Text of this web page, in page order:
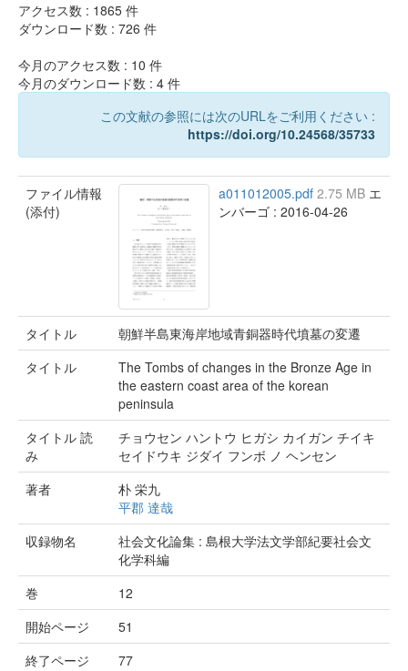
アクセス数 : 1865 件
ダウンロード数 : 726 件
今月のアクセス数 : 10 件
今月のダウンロード数 : 4 件
この文献の参照には次のURLをご利用ください :
https://doi.org/10.24568/35733
ファイル情報
(添付)
a011012005.pdf 2.75 MB エ
ンバーゴ : 2016-04-26
タイトル
朝鮮半島東海岸地域青銅器時代墳墓の変遷
タイトル
The Tombs of changes in the Bronze Age in
the eastern coast area of the korean
peninsula
タイトル 読
み
チョウセン ハントウ ヒガシ カイガン チイキ
セイドウキ ジダイ フンボ ノ ヘンセン
著者
朴 栄九
平郡 達哉
収録物名
社会文化論集 : 島根大学法文学部紀要社会文
化学科編
巻
12
開始ページ
51
終了ページ
77